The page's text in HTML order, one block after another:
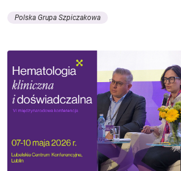
Polska Grupa Szpiczakowa